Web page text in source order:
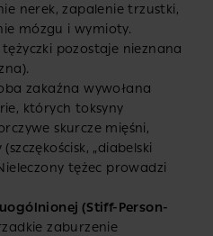
nerek, zapalenie trzustki,
mózgu i wymioty.
pozostaje nieznana
zakaźna wywołana
których toksyny
skurcze mięśni,
„diabelski
tężec prowadzi
(Stiff-Person-
zaburzenie